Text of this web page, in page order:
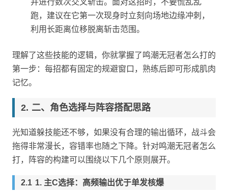
跑，建议在它第一次现身时立刻向场地边缘冲刺，
利用长距离位移脱离斩击范围。
理解了这些技能的逻辑，你就掌握了鸣潮无冠者怎么打的
第一步：每招都有固定的规避窗口，熟练后即可形成肌肉
记忆。
二、角色选择与阵容搭配思路
光知道躲技能还不够，如果没有合理的输出循环，战斗会
拖得非常漫长，容错率也随之下降。针对鸣潮无冠者怎么
打，阵容的构建可以围绕以下几个原则展开。
1. 主C选择：高频输出优于单发核爆